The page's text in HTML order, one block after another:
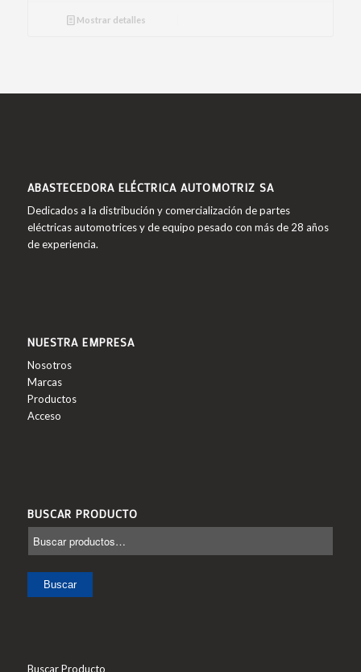
Mostrar detalles
ABASTECEDORA ELÉCTRICA AUTOMOTRIZ SA
Dedicados a la distribución y comercialización de partes
eléctricas automotrices y de equipo pesado con más de 28 años
de experiencia.
NUESTRA EMPRESA
Nosotros
Marcas
Productos
Acceso
BUSCAR PRODUCTO
Buscar
Buscar Producto